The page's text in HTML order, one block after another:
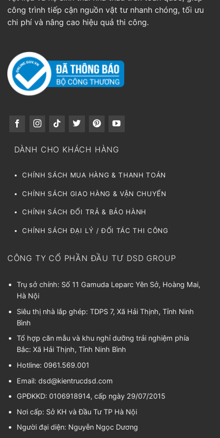
công trình tiếp cận nguồn vật tư nhanh chóng, tối ưu
chi phí và nâng cao hiệu quả thi công.
DÀNH CHO KHÁCH HÀNG
CHÍNH SÁCH MUA HÀNG & THANH TOÁN
CHÍNH SÁCH GIAO HÀNG & VẬN CHUYỂN
CHÍNH SÁCH ĐỔI TRẢ & BẢO HÀNH
CHÍNH SÁCH ĐẠI LÝ / ĐỐI TÁC THI CÔNG
CÔNG TY CỔ PHẦN ĐẦU TƯ DSD GROUP
Trụ sở chính: Số 11 Gamuda Leparc Yên Sở, Hoàng Mai,
Hà Nội
Siêu thị nhà lắp ghép: TDPS 7, Xã Hải Thịnh, Tỉnh Ninh
Bình
Tổ hợp căn mẫu và khu nghỉ dưỡng trải nghiệm phía
Bắc: Xã Hải Thịnh, Tỉnh Ninh Bình
Hotline: 0961.569.001
Email: dsd@kientrucdsd.com
GPĐKKD: 0106918914, cấp ngày 29/07/2015
Nơi cấp: Sở KH và Đầu Tư TP Hà Nội
Người đại diện: Nguyễn Ngọc Dương